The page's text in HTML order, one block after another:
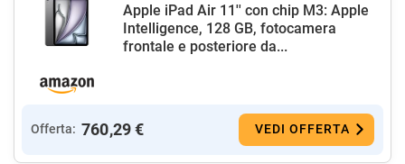
Apple iPad Air 11'' con chip M3: Apple
Intelligence, 128 GB, fotocamera
frontale e posteriore da...
Offerta: 760,29 € VEDI OFFERTA